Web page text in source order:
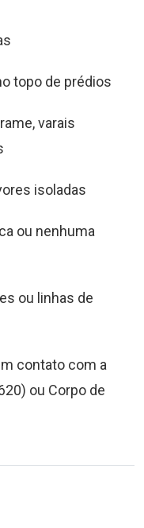
topo de prédios
varais
isoladas
ou nenhuma
ou linhas de
contato com a
ou Corpo de